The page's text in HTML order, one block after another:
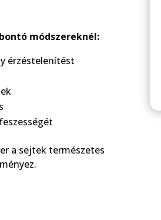
módszereknél:
érzéstelenítést
a sejtek természetes